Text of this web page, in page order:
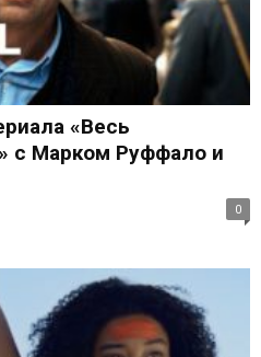
«Весь
с Марком Руффало и
0